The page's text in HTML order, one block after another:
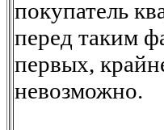
покупатель
перед таким
первых,
невозможно.